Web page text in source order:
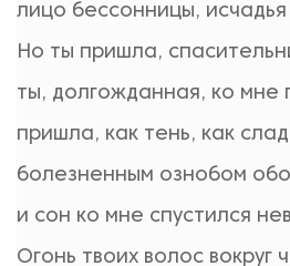
лицо бессонницы,
Но ты пришла,
ты, долгожданная, ко мне
пришла, как тень, как
болезненным ознобом
и сон ко мне спустился
Огонь твоих волос вокруг